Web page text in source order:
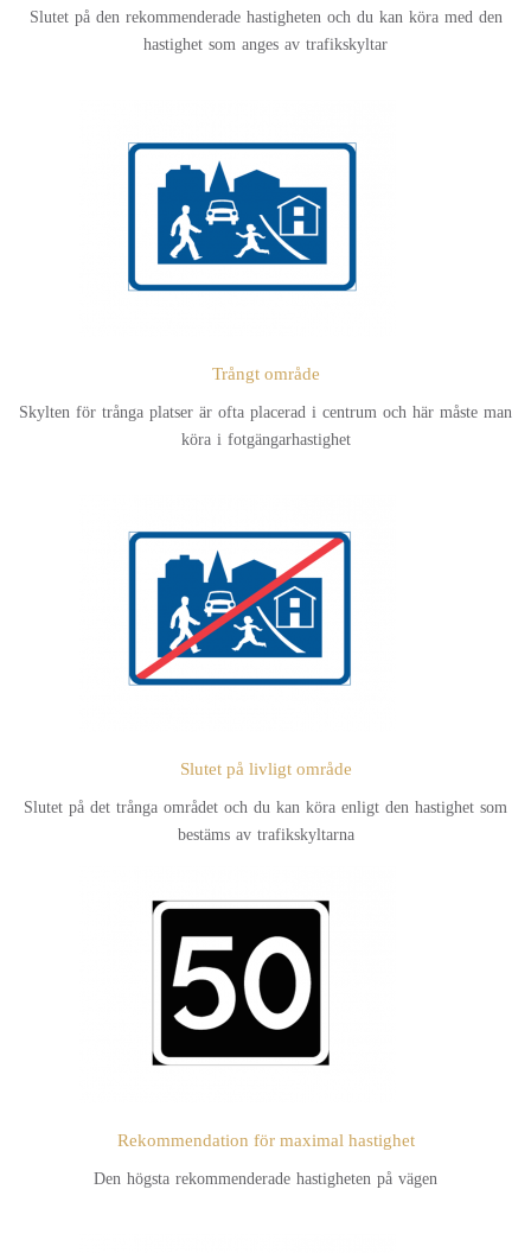
Slutet på den rekommenderade hastigheten och du kan köra med den
hastighet som anges av trafikskyltar
Trångt område
Skylten för trånga platser är ofta placerad i centrum och här måste man
köra i fotgängarhastighet
Slutet på livligt område
Slutet på det trånga området och du kan köra enligt den hastighet som
bestäms av trafikskyltarna
Rekommendation för maximal hastighet
Den högsta rekommenderade hastigheten på vägen